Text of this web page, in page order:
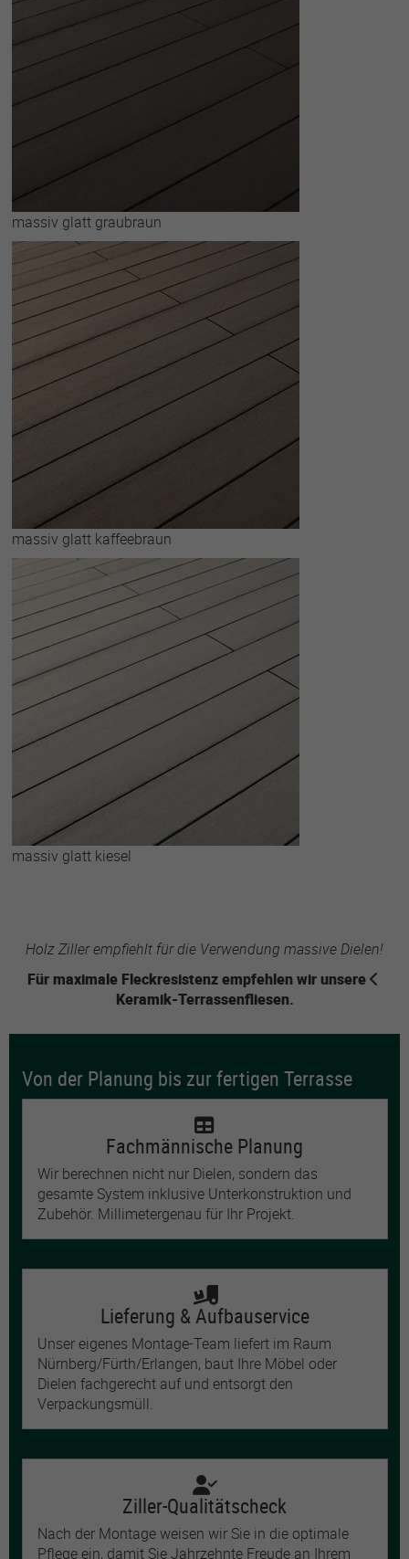
massiv glatt graubraun
massiv glatt kaffeebraun
massiv glatt kiesel
Holz Ziller empfiehlt für die Verwendung massive Dielen!
Für maximale Fleckresistenz empfehlen wir unsere
Keramik-Terrassenfliesen.
Von der Planung bis zur fertigen Terrasse
Fachmännische Planung
Wir berechnen nicht nur Dielen, sondern das
gesamte System inklusive Unterkonstruktion und
Zubehör. Millimetergenau für Ihr Projekt.
Lieferung & Aufbauservice
Unser eigenes Montage-Team liefert im Raum
Nürnberg/Fürth/Erlangen, baut Ihre Möbel oder
Dielen fachgerecht auf und entsorgt den
Verpackungsmüll.
Ziller-Qualitätscheck
Nach der Montage weisen wir Sie in die optimale
Pflege ein, damit Sie Jahrzehnte Freude an Ihrem